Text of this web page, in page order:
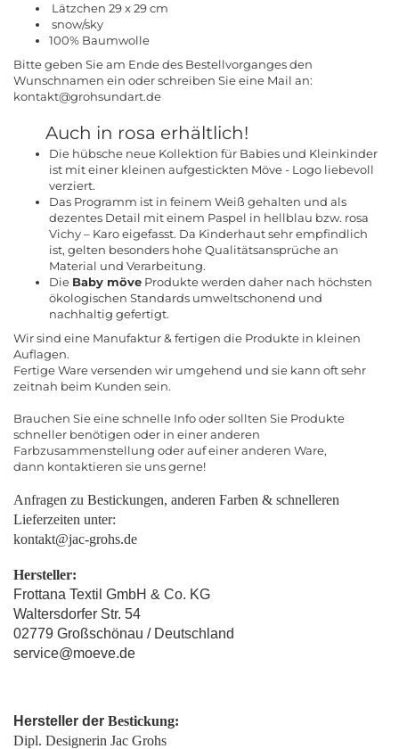
Lätzchen 29 x 29 cm
snow/sky
100% Baumwolle
Bitte geben Sie am Ende des Bestellvorganges den
Wunschnamen ein oder schreiben Sie eine Mail an:
kontakt@grohsundart.de
Auch in rosa erhältlich!
Die hübsche neue Kollektion für Babies und Kleinkinder
ist mit einer kleinen aufgestickten Möve - Logo liebevoll
verziert.
Das Programm ist in feinem Weiß gehalten und als
dezentes Detail mit einem Paspel in hellblau bzw. rosa
Vichy – Karo eigefasst. Da Kinderhaut sehr empfindlich
ist, gelten besonders hohe Qualitätsansprüche an
Material und Verarbeitung.
Die Baby möve Produkte werden daher nach höchsten
ökologischen Standards umweltschonend und
nachhaltig gefertigt.
Wir sind eine Manufaktur & fertigen die Produkte in kleinen
Auflagen.
Fertige Ware versenden wir umgehend und sie kann oft sehr
zeitnah beim Kunden sein.
Brauchen Sie eine schnelle Info oder sollten Sie Produkte
schneller benötigen oder in einer anderen
Farbzusammenstellung oder auf einer anderen Ware,
dann kontaktieren sie uns gerne!
Anfragen zu Bestickungen, anderen Farben & schnelleren
Lieferzeiten unter:
kontakt@jac-grohs.de
Hersteller:
Frottana Textil GmbH & Co. KG
Waltersdorfer Str. 54
02779 Großschönau / Deutschland
service@moeve.de
Hersteller der Bestickung:
Dipl. Designerin Jac Grohs